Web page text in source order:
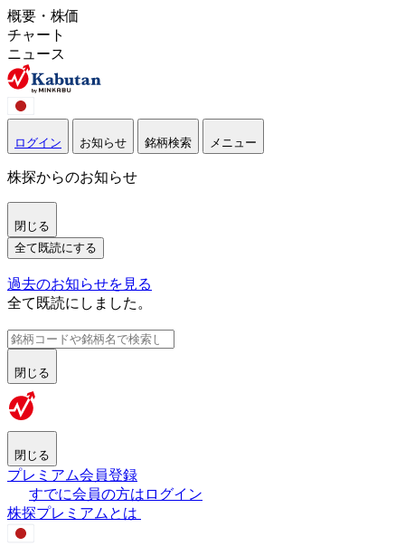
概要・株価
チャート
ニュース
ログイン お知らせ 銘柄検索 メニュー
株探からのお知らせ
閉じる
全て既読にする
過去のお知らせを見る
全て既読にしました。
閉じる
閉じる
プレミアム会員登録
すでに会員の方はログイン
株探プレミアムとは